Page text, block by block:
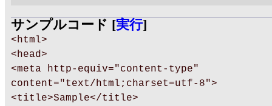
サンプルコード [実行]
<html>
<head>
<meta http-equiv="content-type"
content="text/html;charset=utf-8">
<title>Sample</title>